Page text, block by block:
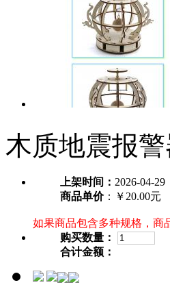
木质地震报
上架时间： 2026-04-29
商品单价：￥20.00元
如果商品包含多种规格，商
购买数量：
合计金额：